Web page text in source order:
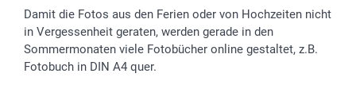
Damit die Fotos aus den Ferien oder von Hochzeiten nicht
in Vergessenheit geraten, werden gerade in den
Sommermonaten viele Fotobücher online gestaltet, z.B.
Fotobuch in DIN A4 quer.